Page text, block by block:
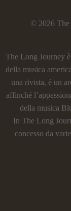
© 2026 The
The Long Journey
della musica
una rivista, é un
affinché
della musica
In The Long
concesso da